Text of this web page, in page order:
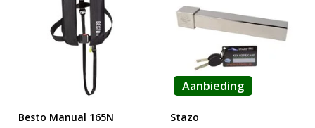
Besto Manual 165N
Aanbieding
Stazo